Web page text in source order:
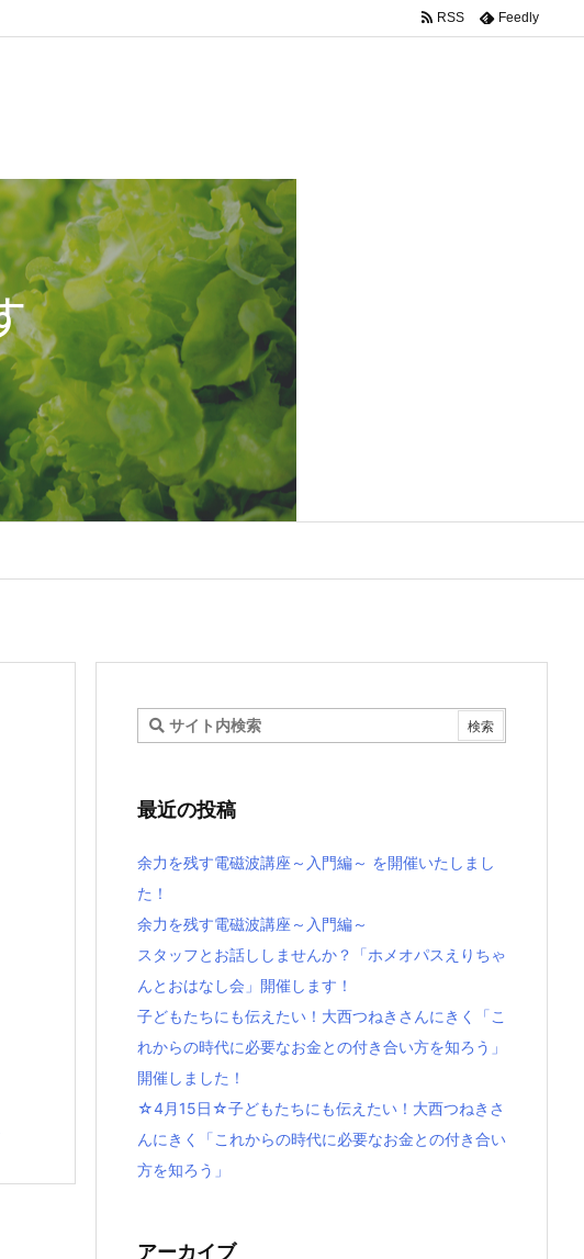
RSS Feedly
最近の投稿
余力を残す電磁波講座～入門編～ を開催いたしまし
た！
余力を残す電磁波講座～入門編～
スタッフとお話ししませんか？「ホメオパスえりちゃ
んとおはなし会」開催します！
子どもたちにも伝えたい！大西つねきさんにきく「こ
れからの時代に必要なお金との付き合い方を知ろう」
開催しました！
☆4月15日☆子どもたちにも伝えたい！大西つねきさ
んにきく「これからの時代に必要なお金との付き合い
方を知ろう」
アーカイブ